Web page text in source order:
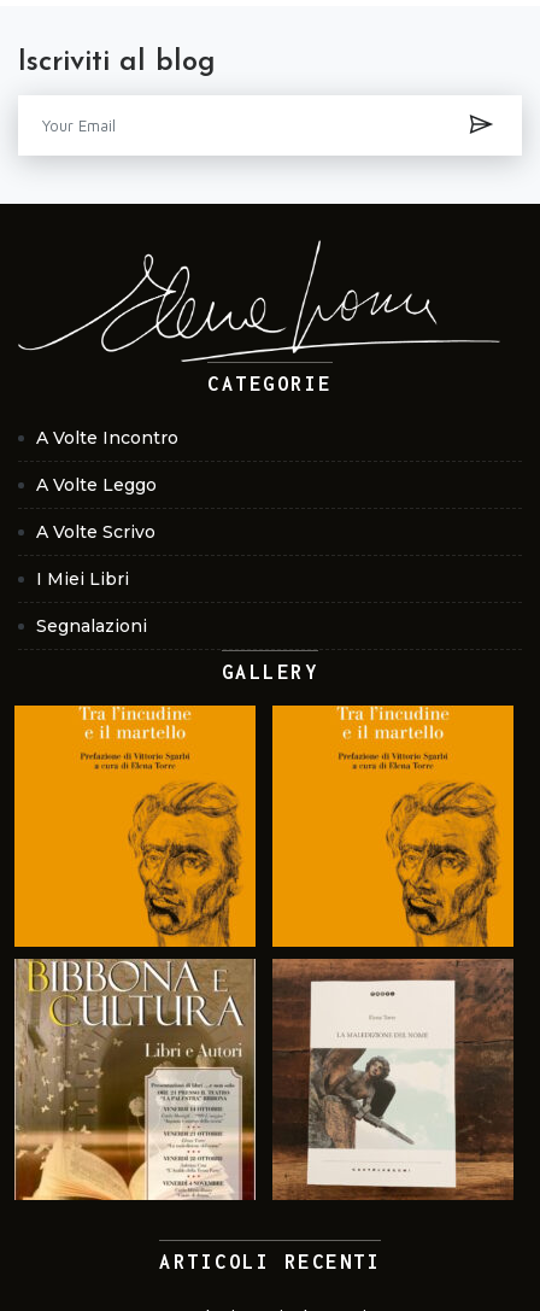
Iscriviti al blog
CATEGORIE
A Volte Incontro
A Volte Leggo
A Volte Scrivo
I Miei Libri
Segnalazioni
GALLERY
ARTICOLI RECENTI